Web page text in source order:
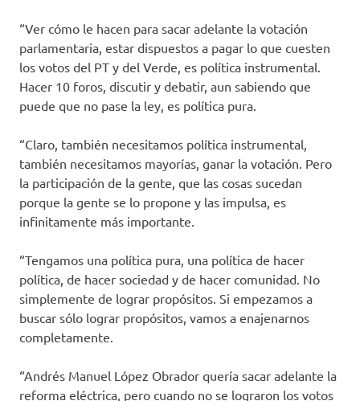
“Ver cómo le hacen para sacar adelante la votación
parlamentaria, estar dispuestos a pagar lo que cuesten
los votos del PT y del Verde, es política instrumental.
Hacer 10 foros, discutir y debatir, aun sabiendo que
puede que no pase la ley, es política pura.
“Claro, también necesitamos política instrumental,
también necesitamos mayorías, ganar la votación. Pero
la participación de la gente, que las cosas sucedan
porque la gente se lo propone y las impulsa, es
infinitamente más importante.
“Tengamos una política pura, una política de hacer
política, de hacer sociedad y de hacer comunidad. No
simplemente de lograr propósitos. Si empezamos a
buscar sólo lograr propósitos, vamos a enajenarnos
completamente.
“Andrés Manuel López Obrador quería sacar adelante la
reforma eléctrica, pero cuando no se lograron los votos